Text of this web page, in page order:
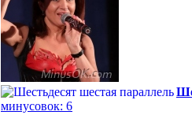
минусовок: 6